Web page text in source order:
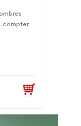
compter